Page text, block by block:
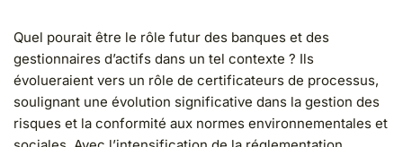
Quel pourait être le rôle futur des banques et des
gestionnaires d’actifs dans un tel contexte ? Ils
évolueraient vers un rôle de certificateurs de processus,
soulignant une évolution significative dans la gestion des
risques et la conformité aux normes environnementales et